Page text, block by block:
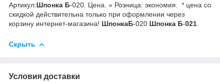
Артикул:Шпонка Б-020. Цена. » Розница: экономия. * цена со
скидкой действительна только при оформлении через
корзину интернет-магазина! ШпонкаБ-020 Шпонка Б-021
Скрыть
Условия доставки